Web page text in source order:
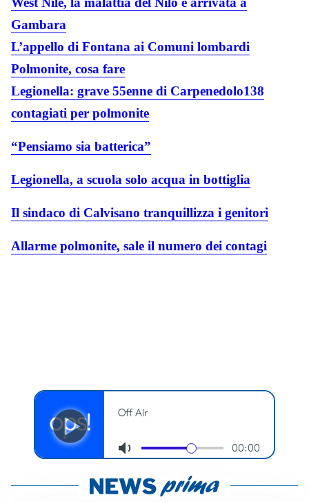
Gambara
L’appello di Fontana ai Comuni lombardi
Polmonite, cosa fare
Legionella: grave 55enne di Carpenedolo138
contagiati per polmonite
“Pensiamo sia batterica”
Legionella, a scuola solo acqua in bottiglia
Il sindaco di Calvisano tranquillizza i genitori
Allarme polmonite, sale il numero dei contagi